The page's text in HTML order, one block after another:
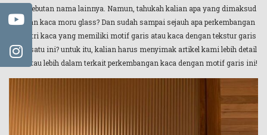
atau sebutan nama lainnya. Namun, tahukah kalian apa yang dimaksud
dengan kaca moru glass? Dan sudah sampai sejauh apa perkembangan
industri kaca yang memiliki motif garis atau kaca dengan tekstur garis
yang satu ini? untuk itu, kalian harus menyimak artikel kami lebih detail
untuk tau lebih dalam terkait perkembangan kaca dengan motif garis ini!